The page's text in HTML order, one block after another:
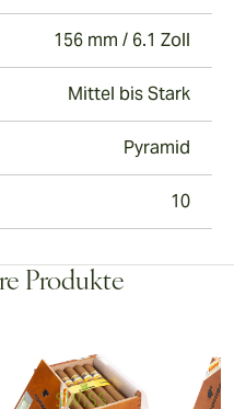
156 mm / 6.1 Zoll
Mittel bis Stark
Pyramid
10
Produkte